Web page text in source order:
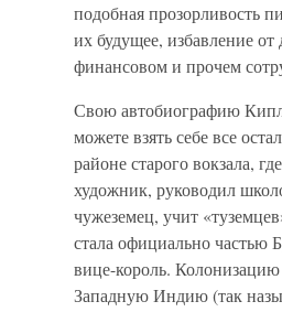
подобная прозорливость
их будущее, избавление
финансовом и прочем
Свою автобиографию
можете взять себе все
районе старого вокзала,
художник, руководил
чужеземец, учит
стала официально частью
вице-король.
Западную Индию (так